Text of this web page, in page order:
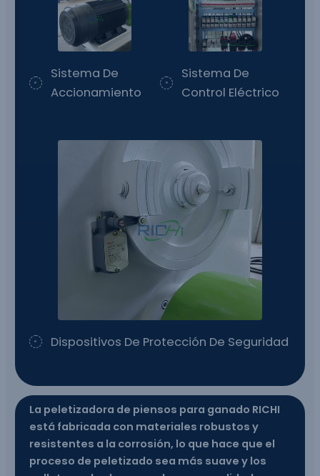
Sistema De
Accionamiento
Sistema De
Control Eléctrico
Dispositivos De Protección De Seguridad
La peletizadora de piensos para ganado RICHI
está fabricada con materiales robustos y
resistentes a la corrosión, lo que hace que el
proceso de peletizado sea más suave y los